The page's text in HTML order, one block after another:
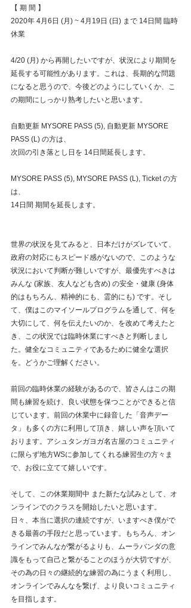
【 期 間 】
2020年 4月6日 (月) ~ 4月19日 (日) まで 14日間 臨時
休業
4/20 (月) から再開したいですが、状況により期間を
延長する可能性があります。これは、長期的な問題
になると思うので、今後どのようにしていくか、こ
の期間にしっかり熟考したいと思います。
自動更新 MYSORE PASS (5), 自動更新 MYSORE
PASS (L) の方は、
次回の引き落とし日を 14日間延長します。
MYSORE PASS (5), MYSORE PASS (L), Ticket の方
は、
14日間 期間を延長します。
世界の状況を見てみると、日本だけがズレていて、
政府の対応にもスピード感がないので、このような
状況において判断が難しいですが、最優先すべきは
みんな (家族、友人なども含め) の安全・健康 (身体
的はもちろん、精神的にも、霊的にも) です。そし
て、僕はこのマイソールプログラムを通して、何を
大切にして、何を伝えたいのか、を改めて考えたと
き、この状況では臨時休業にすべきと判断しまし
た。健全なコミュニティであるために健全な選択
を。どうかご理解ください。
前回の臨時休業の経験があるので、皆さんはこの期
間も練習を続け、良い状態を保つことができると信
じています。前回の休業中に録音した「音声デー
タ」も多くの方に利用して頂き、嬉しい声を頂いて
おります。アシュタンガヨガ名古屋のコミュニティ
に限らず地方WSに参加してくれる練習生の方々ま
で、お役に立てて嬉しいです。
そして、この休業期間中 また新たな試みとして、オ
ンラインでのクラスを開始したいと思います。
日々、本当に選択の連続ですが、いますべき僕がで
きる最善の手段だと思っています。もちろん、オン
ラインでみんなが繋がるよりも、ムーラバンダの意
識をもって自己と繋がることのほうが大切ですが、
その為の日々の継続的な練習の為にうまく利用し、
オンラインでみんなを繋げ、より良いコミュニティ
を目指します。